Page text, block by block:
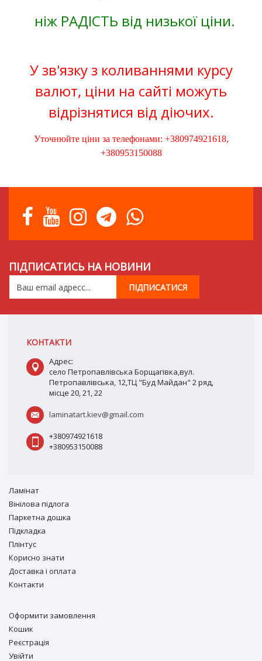
ніж РАДІСТЬ від низької ціни.
У зв'язку з коливаннями курсу
валют, ціни на сайті можуть
відрізнятися від діючих.
Уточнюйте ціни за телефонами: +380974921618,
+380953150088
ПІДПИСАТИСЬ НА НОВИНИ
КОНТАКТИ
Адрес:
село Петропавлівська Борщагівка,вул.
Петропавлівська, 12,ТЦ "Буд Майдан" 2 ряд,
місце 20, 21, 22
laminatart.kiev@gmail.com
+380974921618
+380953150088
Ламiнат
Вiнiлова підлога
Паркетна дошка
Підкладка
Плінтус
Корисно знати
Доставка і оплата
Контакти
Оформити замовлення
Кошик
Реєстрація
Увійти